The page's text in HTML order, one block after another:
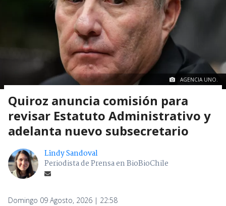
AGENCIA UNO.
Quiroz anuncia comisión para
revisar Estatuto Administrativo y
adelanta nuevo subsecretario
Lindy Sandoval
Periodista de Prensa en BioBioChile
Domingo 09 Agosto, 2026 | 22:58